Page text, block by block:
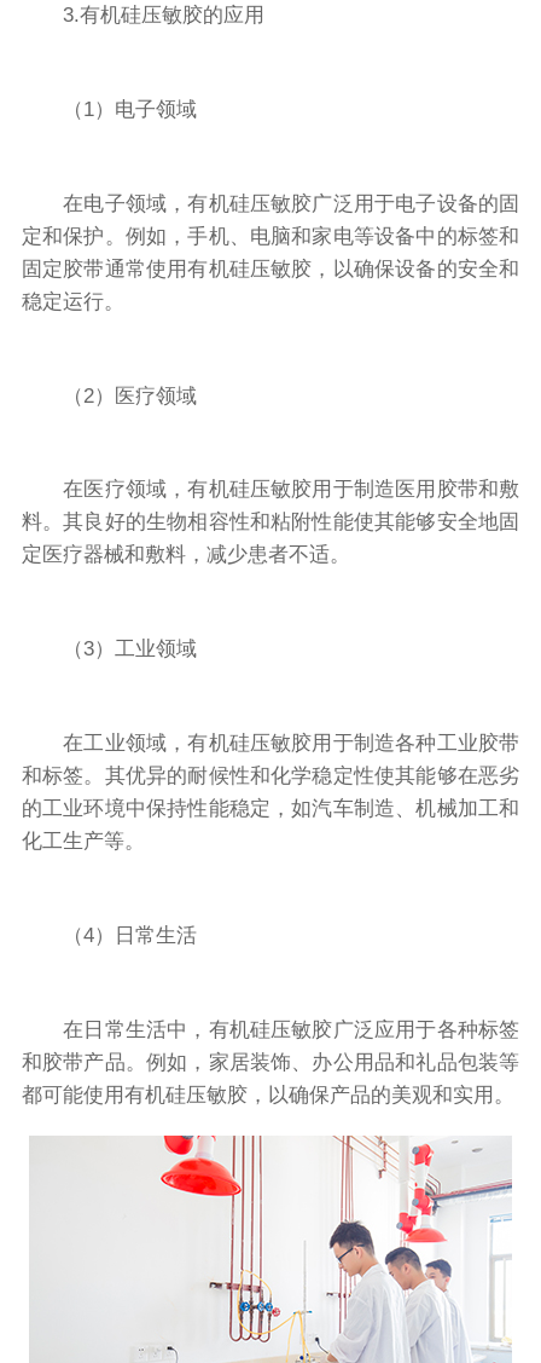
3.有机硅压敏胶的应用
（1）电子领域
在电子领域，有机硅压敏胶广泛用于电子设备的固
定和保护。例如，手机、电脑和家电等设备中的标签和
固定胶带通常使用有机硅压敏胶，以确保设备的安全和
稳定运行。
（2）医疗领域
在医疗领域，有机硅压敏胶用于制造医用胶带和敷
料。其良好的生物相容性和粘附性能使其能够安全地固
定医疗器械和敷料，减少患者不适。
（3）工业领域
在工业领域，有机硅压敏胶用于制造各种工业胶带
和标签。其优异的耐候性和化学稳定性使其能够在恶劣
的工业环境中保持性能稳定，如汽车制造、机械加工和
化工生产等。
（4）日常生活
在日常生活中，有机硅压敏胶广泛应用于各种标签
和胶带产品。例如，家居装饰、办公用品和礼品包装等
都可能使用有机硅压敏胶，以确保产品的美观和实用。